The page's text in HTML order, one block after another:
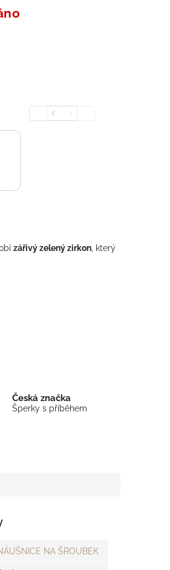
PreviousNext
zářivý zelený zirkon, který
Česká značka
Šperky s příběhem
NA ŠROUBEK